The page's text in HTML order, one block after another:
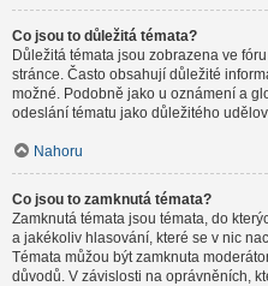
Co jsou to důležitá témata?
Důležitá témata jsou zobrazena ve
stránce. Často obsahují důležité
možné. Podobně jako u oznámení a
odeslání tématu jako důležitého
Nahoru
Co jsou to zamknutá témata?
Zamknutá témata jsou témata, do
a jakékoliv hlasování, které se v nic
Témata můžou být zamknuta
důvodů. V závislosti na oprávněních,